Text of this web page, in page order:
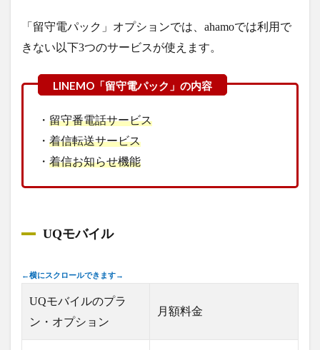
「留守電パック」オプションでは、ahamoでは利用で
きない以下3つのサービスが使えます。
・ 留守番電話サービス
・ 着信転送サービス
・ 着信お知らせ機能
UQモバイル
UQモバイルのプラ
ン・オプション
月額料金